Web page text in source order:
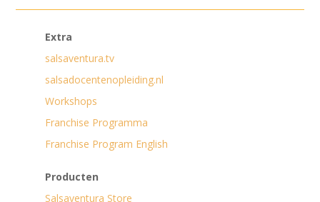
Extra
salsaventura.tv
salsadocentenopleiding.nl
Workshops
Franchise Programma
Franchise Program English
Producten
Salsaventura Store